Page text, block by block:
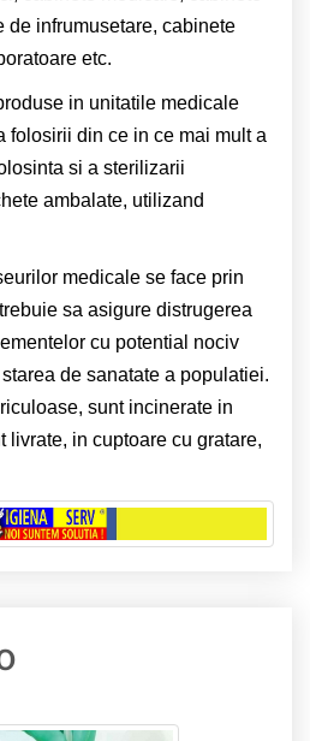
de infrumusetare, cabinete
etc.
in unitatile medicale
folosirii din ce in ce mai mult a
si a sterilizarii
ambalate, utilizand
medicale se face prin
sa asigure distrugerea
cu potential nociv
de sanatate a populatiei.
sunt incinerate in
livrate, in cuptoare cu gratare,